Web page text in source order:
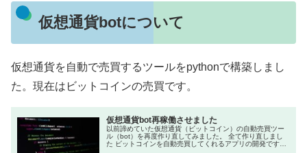
仮想通貨botについて
仮想通貨を自動で売買するツールをpythonで構築しまし
た。現在はビットコインの売買です。
仮想通貨bot再稼働させました
以前諦めていた仮想通貨（ビットコイン）の自動売買ツー
ル（bot）を再度作り直してみました。 全て作り直しまし
た ビットコインを自動売買してくれるアプリの開発です。